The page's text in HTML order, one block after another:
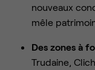
nouveaux
mêle
Des zones à
Trudaine,